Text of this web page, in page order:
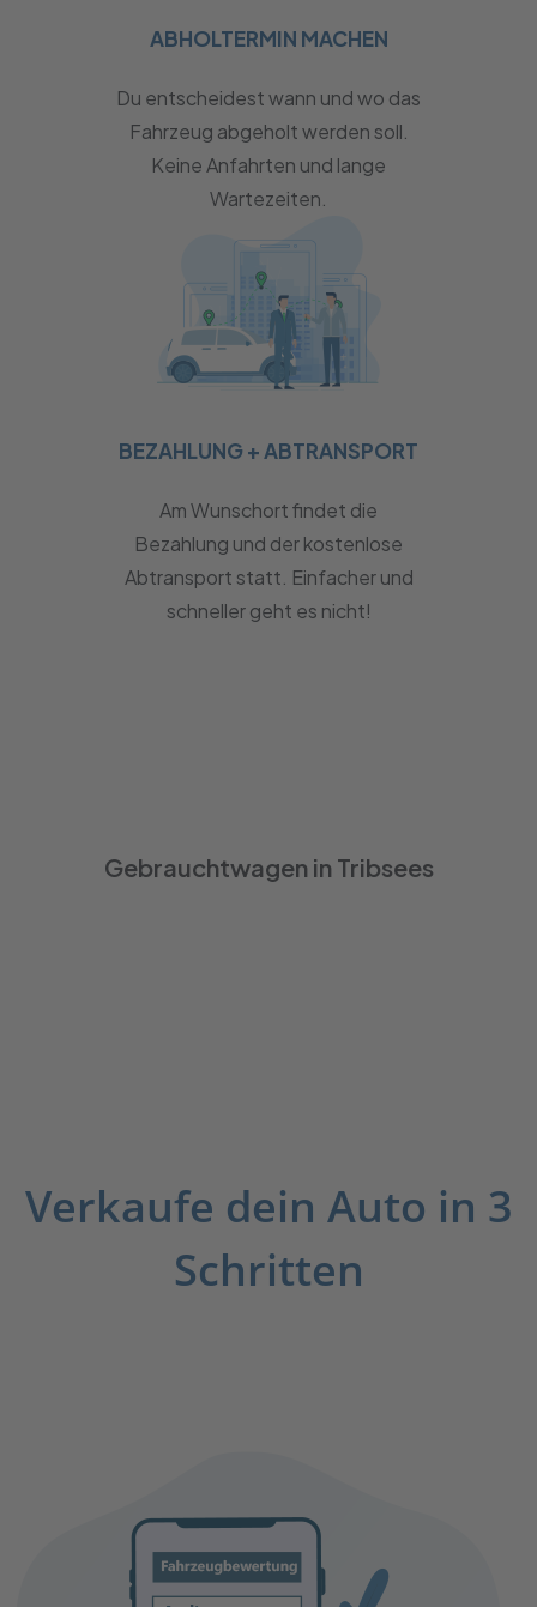
ABHOLTERMIN MACHEN
Du entscheidest wann und wo das
Fahrzeug abgeholt werden soll.
Keine Anfahrten und lange
Wartezeiten.
BEZAHLUNG + ABTRANSPORT
Am Wunschort findet die
Bezahlung und der kostenlose
Abtransport statt. Einfacher und
schneller geht es nicht!
Gebrauchtwagen in Tribsees
Verkaufe dein Auto in 3
Schritten